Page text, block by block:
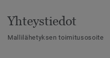
Yhteystiedot
Mallilähetyksen toimitusosoite